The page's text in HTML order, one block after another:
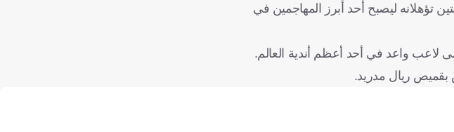
تؤهلانه ليصبح أحد أبرز المهاجمين في
لاعب واعد في أحد أعظم أندية العالم.
ريال مدريد.